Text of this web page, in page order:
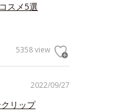
スメ5選
5358 view
2022/09/27
リップ